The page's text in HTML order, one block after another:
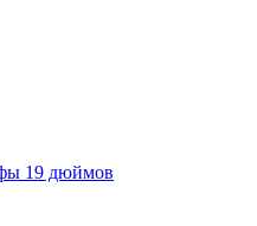
19 дюймов